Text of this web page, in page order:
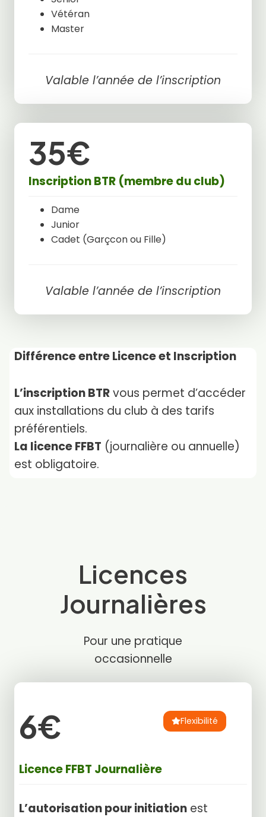
Vétéran
Master
Valable l’année de l’inscription
35€
Inscription BTR (membre du club)
Dame
Junior
Cadet (Garçcon ou Fille)
Valable l’année de l’inscription
Différence entre Licence et Inscription
L’inscription BTRvous permet d’accéder
aux installations du club à des tarifs
préférentiels.
La licence FFBT (journalière ou annuelle)
est obligatoire.
Licences
Journalières
Pour une pratique
occasionnelle
6€ Flexibilité
Licence FFBT Journalière
L’autorisation pour initiation est